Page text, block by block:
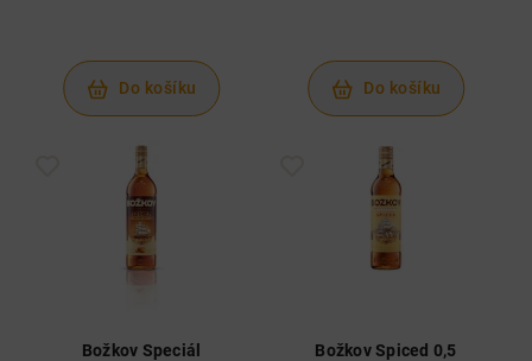
Do košíku Do košíku
Božkov Speciál
Božkov Spiced 0,5